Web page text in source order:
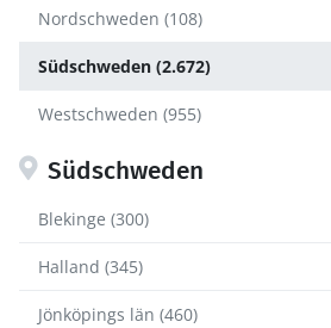
Nordschweden (108)
Südschweden (2.672)
Westschweden (955)
Südschweden
Blekinge (300)
Halland (345)
Jönköpings län (460)